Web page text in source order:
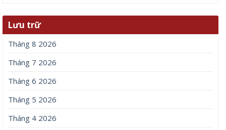
Lưu trữ
Tháng 8 2026
Tháng 7 2026
Tháng 6 2026
Tháng 5 2026
Tháng 4 2026